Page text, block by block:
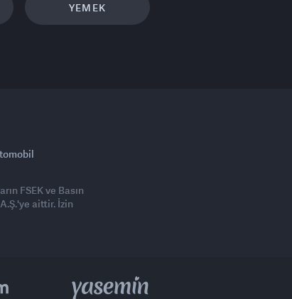
YEMEK
FSEK ve Basın
aittir. İzin